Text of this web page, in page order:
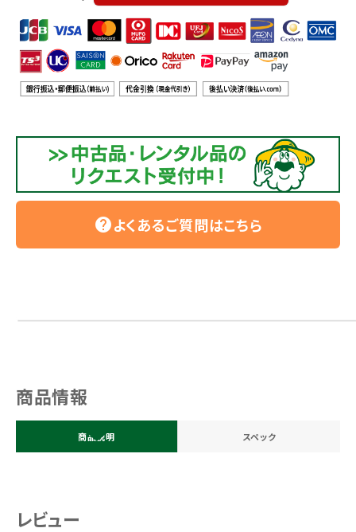
メールでのお問い合わせ
FAXでのご注文
0739-72-453224時間受付
helpよくあるご質問はこちら
商品情報
商品説明 スペック
レビュー